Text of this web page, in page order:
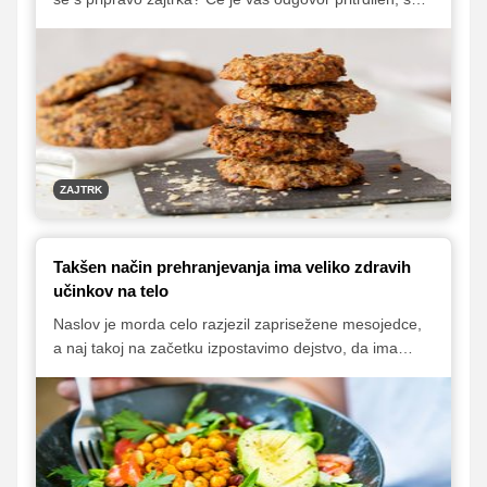
si jih lahko pripravite na zalogo in jih imate tako vedno
pri roki, ko si zaradi jutranje naglice ne utegnete
pripraviti zajtrka, lahko pa jih odnesete tudi v službo in
si jih privoščite za malico.
ZAJTRK
Takšen način prehranjevanja ima veliko zdravih
učinkov na telo
Naslov je morda celo razjezil zaprisežene mesojedce,
a naj takoj na začetku izpostavimo dejstvo, da ima
na telo. Zato velja razmisliti o vsaj delnih spremembah
jedilnika in hkrati o postopnem prehodu, ob katerem se
bo zagotovo izboljšalo vaše psihofizično stanje,
obenem pa boste prihranili tudi kakšen evro.